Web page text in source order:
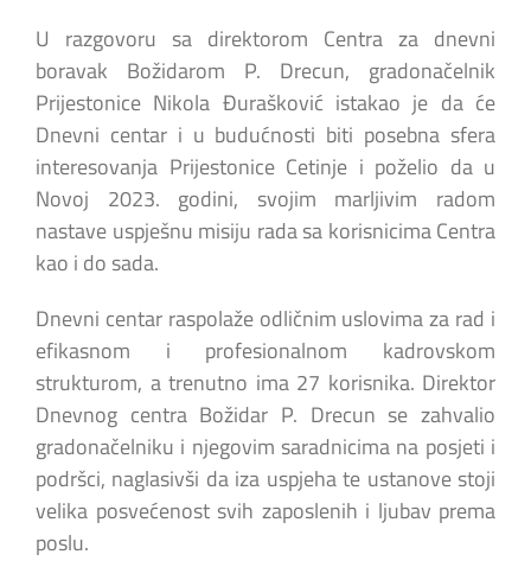
U razgovoru sa direktorom Centra za dnevni
boravak Božidarom P. Drecun, gradonačelnik
Prijestonice Nikola Đurašković istakao je da će
Dnevni centar i u budućnosti biti posebna sfera
interesovanja Prijestonice Cetinje i poželio da u
Novoj 2023. godini, svojim marljivim radom
nastave uspješnu misiju rada sa korisnicima Centra
kao i do sada.
Dnevni centar raspolaže odličnim uslovima za rad i
efikasnom i profesionalnom kadrovskom
strukturom, a trenutno ima 27 korisnika. Direktor
Dnevnog centra Božidar P. Drecun se zahvalio
gradonačelniku i njegovim saradnicima na posjeti i
podršci, naglasivši da iza uspjeha te ustanove stoji
velika posvećenost svih zaposlenih i ljubav prema
poslu.